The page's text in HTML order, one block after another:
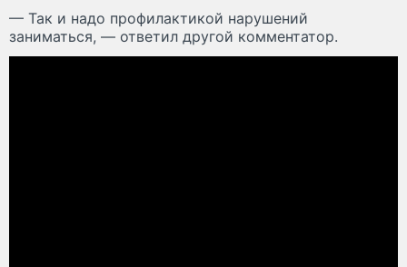
— Так и надо профилактикой нарушений
заниматься, — ответил другой комментатор.